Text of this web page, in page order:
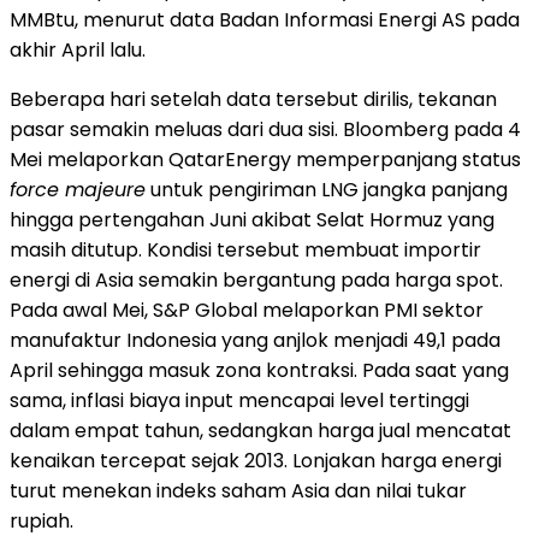
MMBtu, menurut data Badan Informasi Energi AS pada
akhir April lalu.
Beberapa hari setelah data tersebut dirilis, tekanan
pasar semakin meluas dari dua sisi. Bloomberg pada 4
Mei melaporkan QatarEnergy memperpanjang status
force majeureuntuk pengiriman LNG jangka panjang
hingga pertengahan Juni akibat Selat Hormuz yang
masih ditutup. Kondisi tersebut membuat importir
energi di Asia semakin bergantung pada harga spot.
Pada awal Mei, S&P Global melaporkan PMI sektor
manufaktur Indonesia yang anjlok menjadi 49,1 pada
April sehingga masuk zona kontraksi. Pada saat yang
sama, inflasi biaya input mencapai level tertinggi
dalam empat tahun, sedangkan harga jual mencatat
kenaikan tercepat sejak 2013. Lonjakan harga energi
turut menekan indeks saham Asia dan nilai tukar
rupiah.